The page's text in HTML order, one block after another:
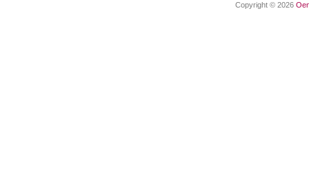
Copyright © 2026